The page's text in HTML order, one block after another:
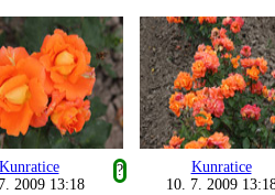
Kunratice
?
2009 13:18
Kunratice
10. 7. 2009